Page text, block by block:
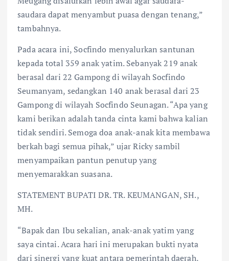
saudara dapat menyambut puasa dengan tenang,”
tambahnya.
Pada acara ini, Socfindo menyalurkan santunan
kepada total 359 anak yatim. Sebanyak 219 anak
berasal dari 22 Gampong di wilayah Socfindo
Seumanyam, sedangkan 140 anak berasal dari 23
Gampong di wilayah Socfindo Seunagan. “Apa yang
kami berikan adalah tanda cinta kami bahwa kalian
tidak sendiri. Semoga doa anak-anak kita membawa
berkah bagi semua pihak,” ujar Ricky sambil
menyampaikan pantun penutup yang
menyemarakkan suasana.
STATEMENT BUPATI DR. TR. KEUMANGAN, SH.,
MH.
“Bapak dan Ibu sekalian, anak-anak yatim yang
saya cintai. Acara hari ini merupakan bukti nyata
dari sinergi yang kuat antara pemerintah daerah,